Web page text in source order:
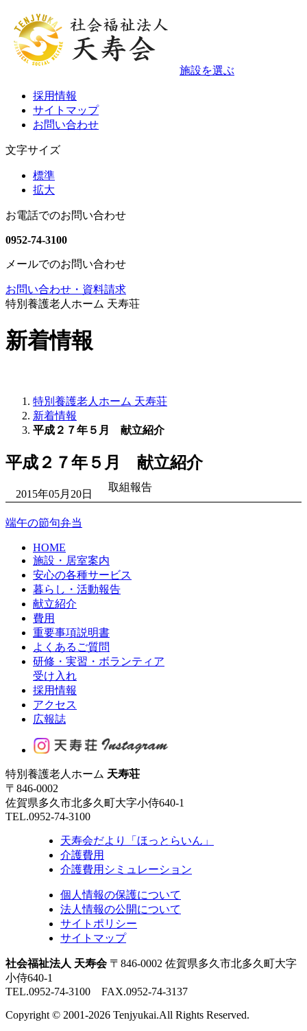
施設を選ぶ
採用情報
サイトマップ
お問い合わせ
文字サイズ
標準
拡大
お電話でのお問い合わせ
0952-74-3100
メールでのお問い合わせ
お問い合わせ・資料請求
特別養護老人ホーム 天寿荘
新着情報
特別養護老人ホーム 天寿荘
新着情報
平成２７年５月 献立紹介
平成２７年５月 献立紹介
2015年05月20日
取組報告
端午の節句弁当
HOME
施設・居室案内
安心の各種サービス
暮らし・活動報告
献立紹介
費用
重要事項説明書
よくあるご質問
研修・実習・ボランティア
受け入れ
採用情報
アクセス
広報誌
特別養護老人ホーム 天寿荘
〒846-0002
佐賀県多久市北多久町大字小侍640-1
TEL.0952-74-3100
天寿会だより「ほっとらいん」
介護費用
介護費用シミュレーション
個人情報の保護について
法人情報の公開について
サイトポリシー
サイトマップ
社会福祉法人 天寿会 〒846-0002 佐賀県多久市北多久町大字
小侍640-1
TEL.0952-74-3100 FAX.0952-74-3137
Copyright © 2001-2026 Tenjyukai.All Rights Reserved.